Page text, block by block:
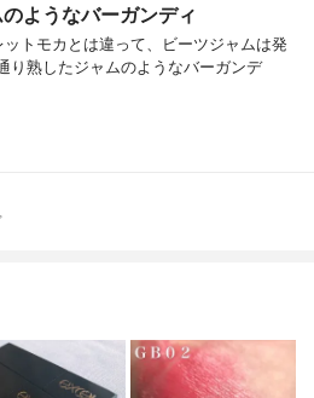
ようなバーガンディ
トモカとは違って、ビーツジャムは発
り熟したジャムのようなバーガンデ